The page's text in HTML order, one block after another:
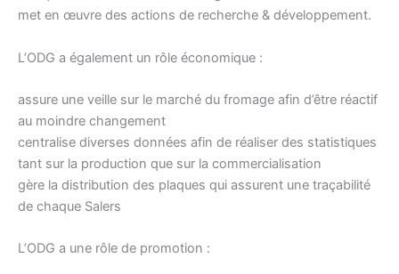
met en œuvre des actions de recherche & développement.
L’ODG a également un rôle économique :
assure une veille sur le marché du fromage afin d’être réactif
au moindre changement
centralise diverses données afin de réaliser des statistiques
tant sur la production que sur la commercialisation
gère la distribution des plaques qui assurent une traçabilité
de chaque Salers
L’ODG a une rôle de promotion :